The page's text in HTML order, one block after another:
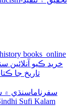
books online
تاريخ جا
Sindhi books Safarnama سفرناماسنڌي ۾
Sufi Kalam